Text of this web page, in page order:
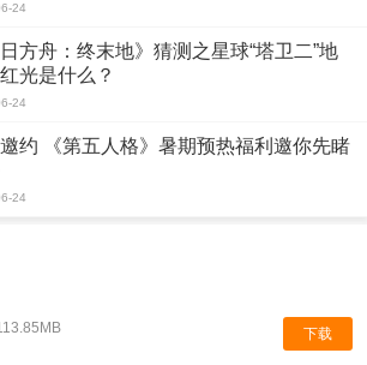
24
日方舟：终末地》猜测之星球“塔卫二”地
光是什么？
24
约 《第五人格》暑期预热福利邀你先睹
24
下载